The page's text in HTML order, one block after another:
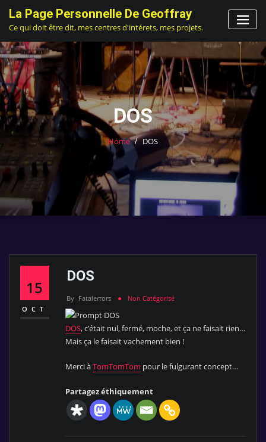
content
La Page Personnelle De Geoffray
Ce qui doit être dit, mes centres d'intérets, mes projets.
DOS
Home DOS
15
OCT
DOS
By Fatalerrors Non Catégorisé
DOS, c’était nul, fermé, moche, et ça ne faisait rien…
Mais ça le faisait vachement bien !
Merci àTomTomTom pour le fulgurant concept…
Partagez éthiquement